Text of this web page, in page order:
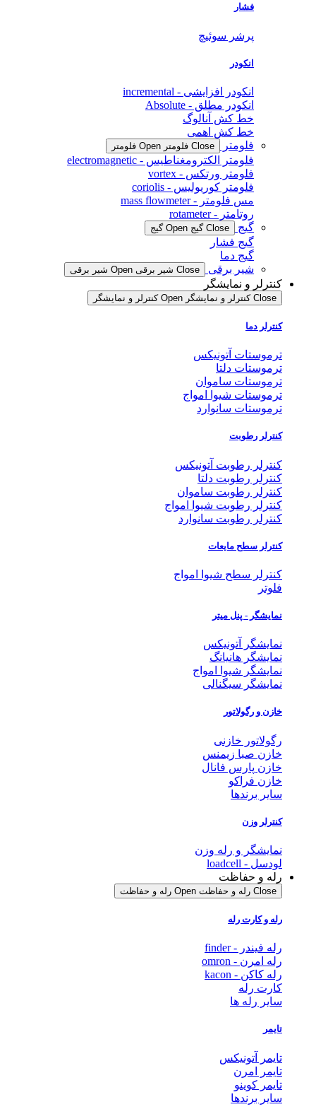
فشار
پرشر سوئیچ
انکودر
انکودر افزایشی - incremental
انکودر مطلق - Absolute
خط کش آنالوگ
خط کش اهمی
فلومتر
Close فلومتر Open فلومتر
فلومتر الکترومغناطیس - electromagnetic
فلومتر ورتکس - vortex
فلومتر کوریولیس - coriolis
مس فلومتر - mass flowmeter
روتامتر - rotameter
گیج
Close گیج Open گیج
گیج فشار
گیج دما
شیر برقی
Close شیر برقی Open شیر برقی
کنترلر و نمایشگر
Close کنترلر و نمایشگر Open کنترلر و نمایشگر
کنترلر دما
ترموستات آتونیکس
ترموستات دلتا
ترموستات ساموان
ترموستات شیوا امواج
ترموستات سانوارد
کنترلر رطوبت
کنترلر رطوبت آتونیکس
کنترلر رطوبت دلتا
کنترلر رطوبت ساموان
کنترلر رطوبت شیوا امواج
کنترلر رطوبت سانوارد
کنترلر سطح مایعات
کنترلر سطح شیوا امواج
فلوتر
نمایشگر - پنل میتر
نمایشگر آتونیکس
نمایشگر هانیانگ
نمایشگر شیوا امواج
نمایشگر سیگنالی
خازن و رگولاتور
رگولاتور خازنی
خازن صبا زیمنس
خازن پارس فانال
خازن فراکو
سایر برندها
کنترلر وزن
نمایشگر و رله وزن
لودسل - loadcell
رله و حفاظت
Close رله و حفاظت Open رله و حفاظت
رله و کارت رله
رله فیندر - finder
رله امرن - omron
رله کاکن - kacon
کارت رله
سایر رله ها
تایمر
تایمر آتونیکس
تایمر امرن
تایمر کوینو
سایر برندها